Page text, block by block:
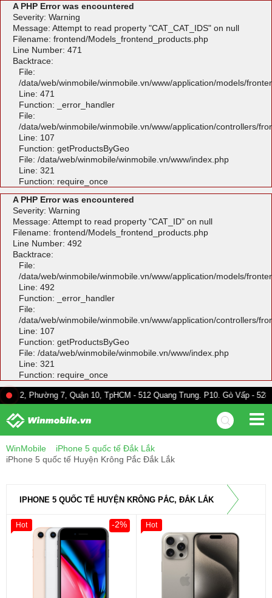
A PHP Error was encountered
Severity: Warning
Message: Attempt to read property "CAT_CAT_IDS" on null
Filename: frontend/Models_frontend_products.php
Line Number: 471
Backtrace:
File:
/data/web/winmobile/winmobile.vn/www/application/models/
Line: 471
Function: _error_handler
File:
/data/web/winmobile/winmobile.vn/www/application/controllers/
Line: 107
Function: getProductsByGeo
File: /data/web/winmobile/winmobile.vn/www/index.php
Line: 321
Function: require_once
A PHP Error was encountered
Severity: Warning
Message: Attempt to read property "CAT_ID" on null
Filename: frontend/Models_frontend_products.php
Line Number: 492
Backtrace:
File:
/data/web/winmobile/winmobile.vn/www/application/models/
Line: 492
Function: _error_handler
File:
/data/web/winmobile/winmobile.vn/www/application/controllers/
Line: 107
Function: getProductsByGeo
File: /data/web/winmobile/winmobile.vn/www/index.php
Line: 321
Function: require_once
7, Quận 10, TpHCM - 512 Quang Trung. P10. Gò Vấp - 528A Trường
WinMobile
iPhone 5 quốc tế Đắk Lắk
iPhone 5 quốc tế Huyện Krông Pắc Đắk Lắk
IPHONE 5 QUỐC TẾ HUYỆN KRÔNG PẮC, ĐẮK LẮK
-2%
Hot Hot